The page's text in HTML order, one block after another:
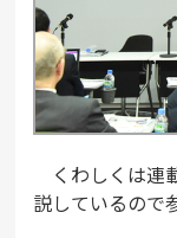
くわしくは連
説しているので